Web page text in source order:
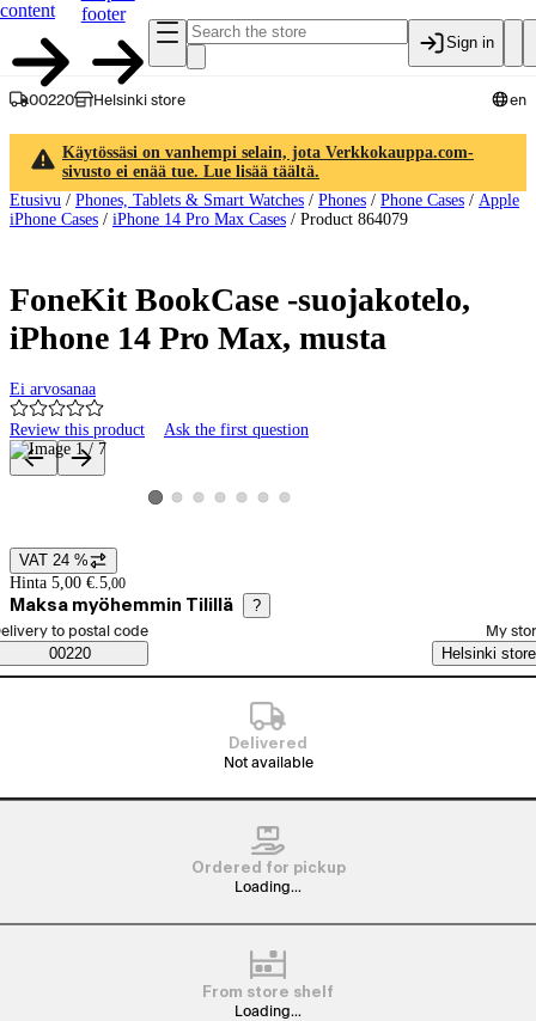
content
footer
Sign in
00220 Helsinki store en
Käytössäsi on vanhempi selain, jota Verkkokauppa.com-
sivusto ei enää tue. Lue lisää täältä.
Etusivu / Phones, Tablets & Smart Watches / Phones / Phone Cases / Apple
iPhone Cases / iPhone 14 Pro Max Cases / Product 864079
FoneKit BookCase -suojakotelo,
iPhone 14 Pro Max, musta
Ei arvosanaa
Review this product Ask the first question
Product images and videos
View product image 1
View product image 2
View product image 3
View product image 4
View product image 5
View product image 6
View product image 7
Price details
VAT 24 %
Hinta 5,00 €. 5,00
Maksa myöhemmin Tilillä ?
Saatavuustiedot
order method
to postal code
00220
My
Helsinki store
Delivered
Not available
Ordered for pickup
Loading...
From store shelf
Loading...